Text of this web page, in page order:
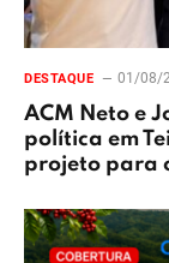
DESTAQUE 01/08/
ACM Neto e
política em
projeto para